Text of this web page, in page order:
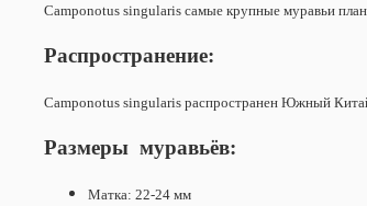
Camponotus singularis самые крупные муравьи
Распространение:
Camponotus singularis распространен Южный
Размеры муравьёв:
Матка: 22-24 мм